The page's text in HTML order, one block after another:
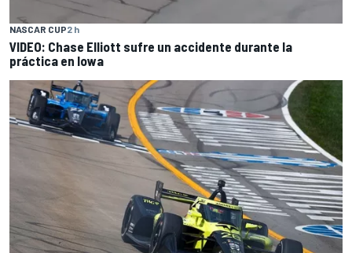
NASCAR CUP2 h
VIDEO: Chase Elliott sufre un accidente durante la
práctica en Iowa